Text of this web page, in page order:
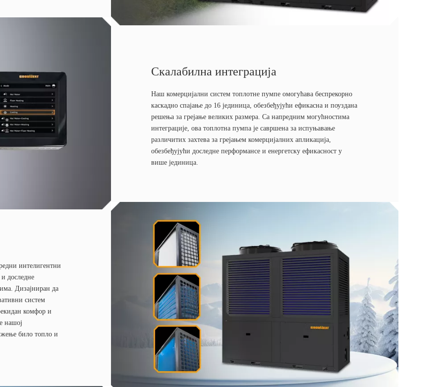
Скалабилна интеграција
Наш комерцијални систем топлотне пумпе омогућава беспрекорно
каскадно спајање до 16 јединица, обезбеђујући ефикасна и поуздана
решења за грејање великих размера. Са напредним могућностима
интеграције, ова топлотна пумпа је савршена за испуњавање
различитих захтева за грејањем комерцијалних апликација,
обезбеђујући доследне перформансе и енергетску ефикасност у
више јединица.
интелигентни
и доследне
Дизајниран да
систем
комфор и
нашој
било топло и